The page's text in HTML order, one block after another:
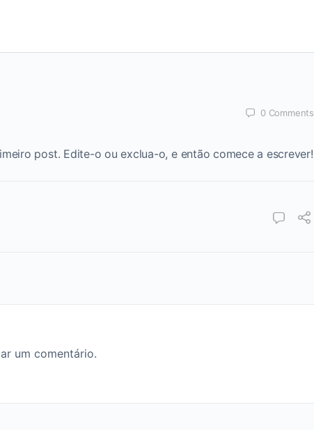
0 Comments
post. Edite-o ou exclua-o, e então comece a escrever!
um comentário.